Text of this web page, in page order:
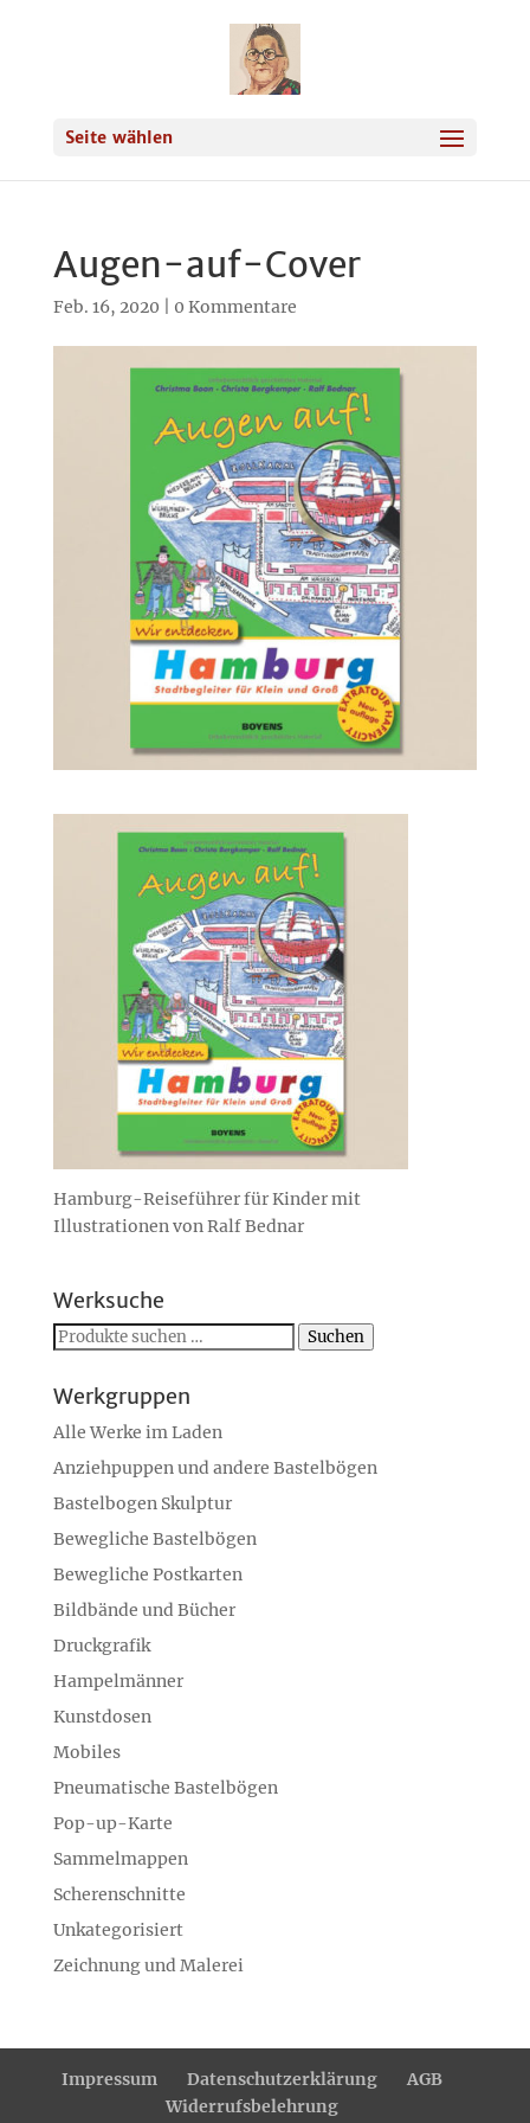
Seite wählen
Augen-auf-Cover
Feb. 16, 2020 0 Kommentare
Hamburg-Reiseführer für Kinder mit
Illustrationen von Ralf Bednar
Werksuche
Suchen
Suchen
Werkgruppen
Alle Werke im Laden
Anziehpuppen und andere Bastelbögen
Bastelbogen Skulptur
Bewegliche Bastelbögen
Bewegliche Postkarten
Bildbände und Bücher
Druckgrafik
Hampelmänner
Kunstdosen
Mobiles
Pneumatische Bastelbögen
Pop-up-Karte
Sammelmappen
Scherenschnitte
Unkategorisiert
Zeichnung und Malerei
Impressum Datenschutzerklärung
AGB
Widerrufsbelehrung